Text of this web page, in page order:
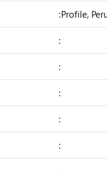
Profile,